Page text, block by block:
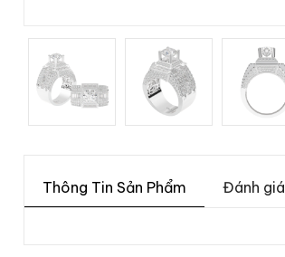
Thông Tin Sản Phẩm Đánh giá